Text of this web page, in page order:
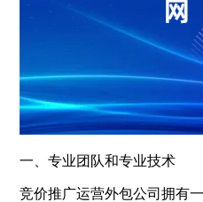
一、专业团队和专业技术
竞价推广运营外包公司拥有